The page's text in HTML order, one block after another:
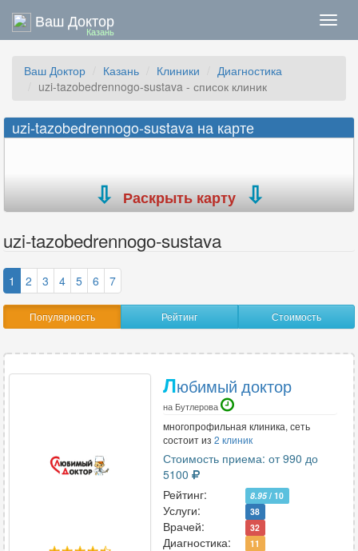
Ваш Доктор
Казань
Ваш Доктор Казань Клиники
Диагностика
uzi-tazobedrennogo-sustava - список клиник
uzi-tazobedrennogo-sustava на карте
Раскрыть карту
uzi-tazobedrennogo-sustava
1 2 3 4 5 6 7
Популярность Рейтинг Стоимость
Любимый доктор
на Бутлерова
многопрофильная клиника, сеть
состоит из 2 клиник
Стоимость приема: от 990 до
5100
Рейтинг:
8.95/ 10
Услуги: 38
Врачей: 32
Диагностика: 11